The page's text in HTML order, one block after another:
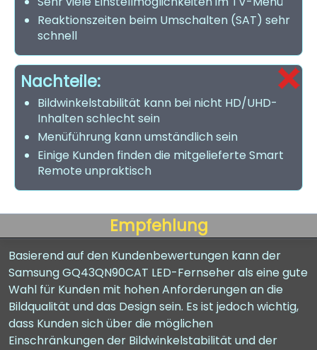
Reaktionszeiten beim Umschalten (SAT) sehr
schnell
Nachteile:
Bildwinkelstabilität kann bei nicht HD/UHD-
Inhalten schlecht sein
Menüführung kann umständlich sein
Einige Kunden finden die mitgelieferte Smart
Remote unpraktisch
Empfehlung
Basierend auf den Kundenbewertungen kann der
Samsung GQ43QN90CAT LED-Fernseher als eine gute
Wahl für Kunden mit hohen Anforderungen an die
Bildqualität und das Design sein. Es ist jedoch wichtig,
dass Kunden sich über die möglichen
Einschränkungen der Bildwinkelstabilität und der